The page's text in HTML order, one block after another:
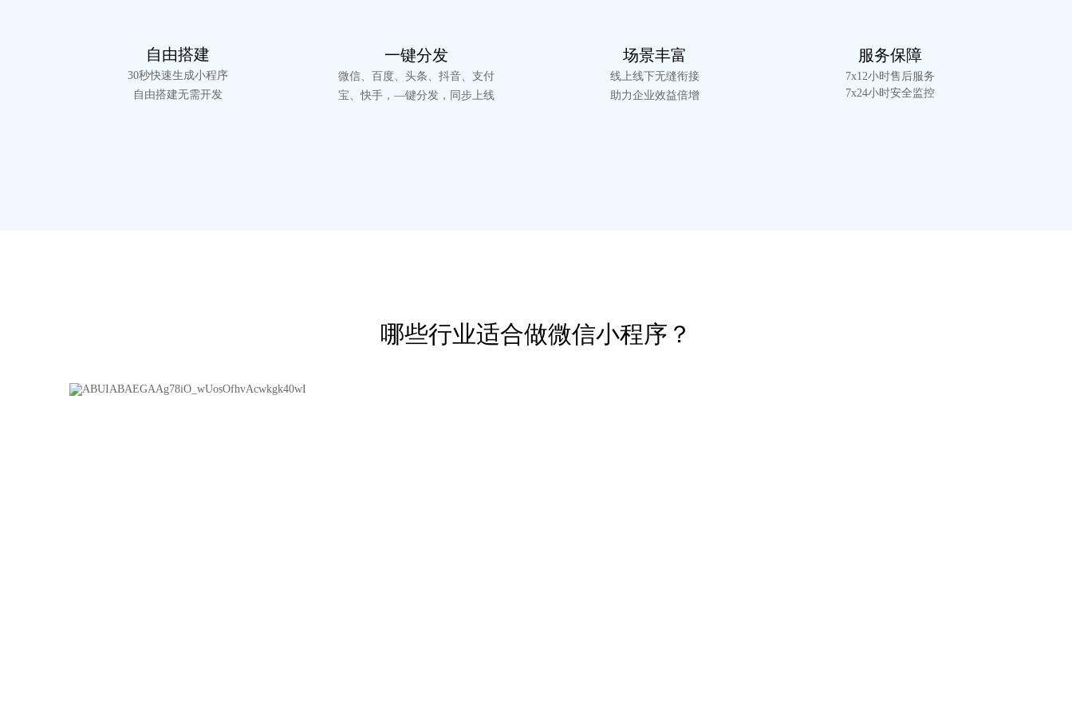
自由搭建
30秒快速生成小程序
自由搭建无需开发
一键分发
微信、百度、头条、抖音、支付
宝、快手， —键分发，同步上线
场景丰富
线上线下无缝衔接
助力企业效益倍增
服务保障
7x12小时售后服务
7x24小时安全监控
哪些行业适合做微信小程序？